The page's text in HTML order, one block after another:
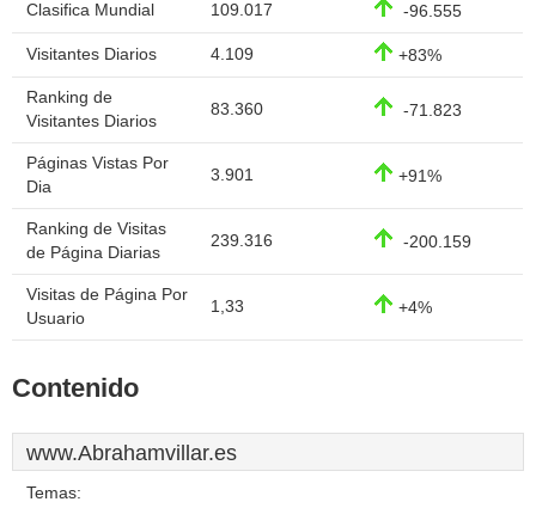
Clasifica Mundial 109.017 -96.555
Visitantes Diarios 4.109 +83%
Ranking de
Visitantes Diarios
83.360 -71.823
Páginas Vistas Por
Dia
3.901 +91%
Ranking de Visitas
de Página Diarias
239.316 -200.159
Visitas de Página Por
Usuario
1,33 +4%
Contenido
www.Abrahamvillar.es
Temas: